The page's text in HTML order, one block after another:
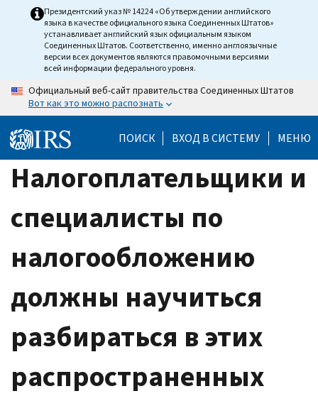
Президентский указ № 14224 «Об утверждении английского
языка в качестве официального языка Соединенных Штатов»
устанавливает английский язык официальным языком
Соединенных Штатов. Соответственно, именно англоязычные
версии всех документов являются правомочными версиями
всей информации федерального уровня.
Официальный веб-сайт правительства Соединенных Штатов
Вот как это можно распознать
ПОИСК ВХОД В СИСТЕМУ МЕНЮ
Налогоплательщики и
специалисты по
налогообложению
должны научиться
разбираться в этих
распространенных